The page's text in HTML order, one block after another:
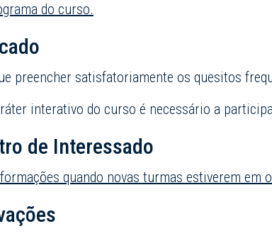
do curso.
preencher satisfatoriamente os quesitos
interativo do curso é necessário a
de Interessado
quando novas turmas estiverem em